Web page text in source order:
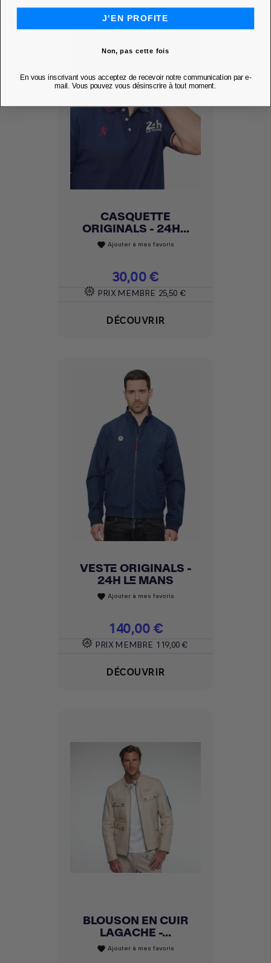
CASQUETTE
ORIGINALS - 24H...
favorite Ajouter à mes favoris
Prix
30,00 €
PRIX MEMBRE 25,50 €
DÉCOUVRIR
VESTE ORIGINALS -
24H LE MANS
favorite Ajouter à mes favoris
Prix
140,00 €
PRIX MEMBRE 119,00 €
DÉCOUVRIR
BLOUSON EN CUIR
LAGACHE -...
favorite Ajouter à mes favoris
J'EN PROFITE
Non, pas cette fois
En vous inscrivant vous acceptez de recevoir notre communication par e-
mail. Vous pouvez vous désinscrire à tout moment.